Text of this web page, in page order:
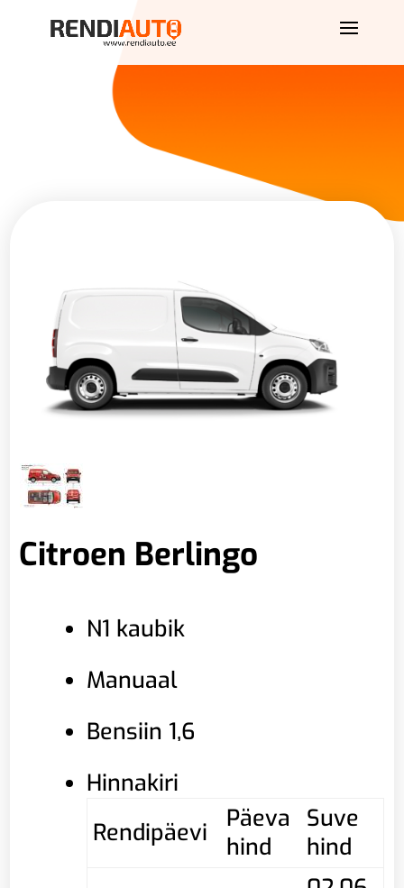
Citroen Berlingo
N1 kaubik
Manuaal
Bensiin 1,6
Hinnakiri
Rendipäevi
Päeva
hind
Suve
hind